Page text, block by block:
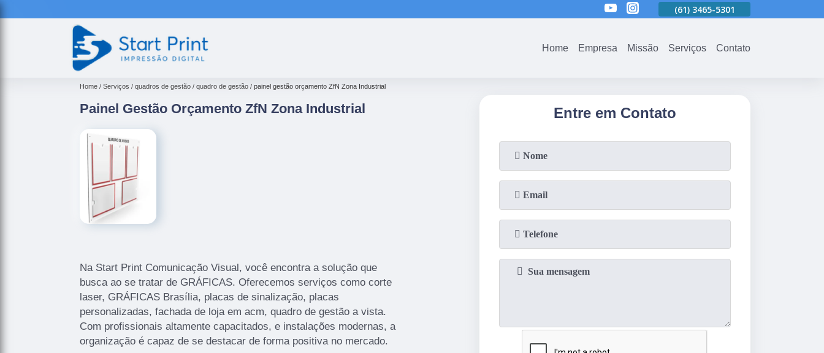
3465-5301 (61) 3465-5301
Home Empresa Missão Serviços Contato
Home Serviços quadros de gestão quadro de gestão painel gestão orçamento ZfN Zona Industrial
Painel Gestão Orçamento ZfN Zona Industrial
Na Start Print Comunicação Visual, você encontra a solução que
busca ao se tratar de GRÁFICAS. Oferecemos serviços como corte
laser, GRÁFICAS Brasília, placas de sinalização, placas
personalizadas, fachada de loja em acm, quadro de gestão a vista.
Com profissionais altamente capacitados, e instalações modernas, a
organização é capaz de se destacar de forma positiva no mercado.
Entre em Contato